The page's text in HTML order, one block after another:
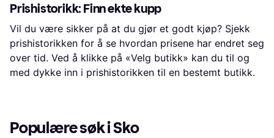
Prishistorikk: Finn ekte kupp
Vil du være sikker på at du gjør et godt kjøp? Sjekk
prishistorikken for å se hvordan prisene har endret seg
over tid. Ved å klikke på «Velg butikk» kan du til og
med dykke inn i prishistorikken til en bestemt butikk.
Populære søk i Sko